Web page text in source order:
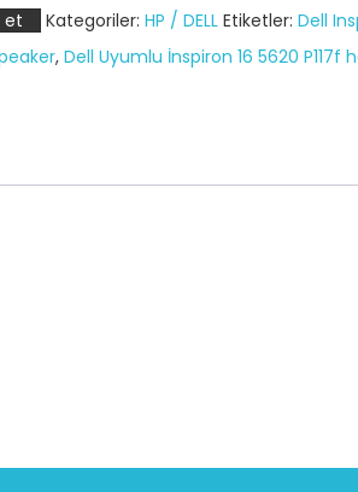
et Kategoriler: HP / DELL Etiketler: Dell
, Dell Uyumlu İnspiron 16 5620 P117f